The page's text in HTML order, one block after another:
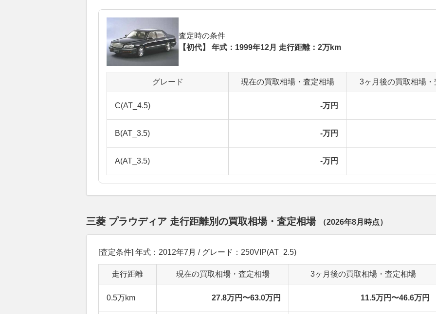
査定時の条件
【初代】 年式：1999年12月 走行距離：2万km
グレード 現在の買取相場・査定相場 3ヶ月後の買取相場・
C(AT_4.5) -万円
B(AT_3.5) -万円
A(AT_3.5) -万円
三菱 プラウディア 走行距離別の買取相場・査定相場 （2026年8月 時点）
[査定条件] 年式：2012年7月 / グレード：250VIP(AT_2.5)
走行距離 現在の買取相場・査定相場 3ヶ月後の買取相場・査定相場
0.5万km 27.8万円〜63.0万円 11.5万円〜46.6万円